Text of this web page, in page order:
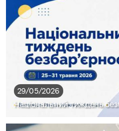
29/05/2026
Національний тиждень